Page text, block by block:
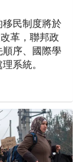
民制度將於
革，聯邦政
序、國際學
系統。